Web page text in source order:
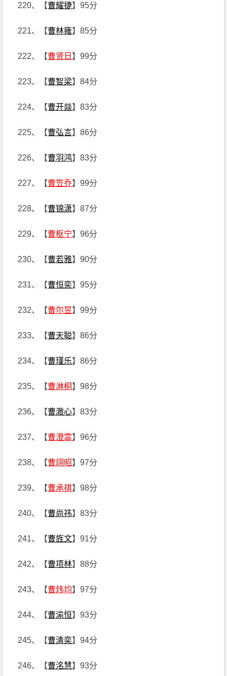
220、【曹耀捷】95分
221、【曹林雍】85分
222、【曹贤日 】99分
223、【曹智梁】84分
224、【曹开燚】83分
225、【曹弘言】86分
226、【曹羽鸿】83分
227、【曹笠乔】99分
228、【曹锦潇】87分
229、【曹枢宁】96分
230、【曹若雅】90分
231、【曹恒奕】95分
232、【曹尔昱】99分
233、【曹天聪】86分
234、【曹瑾乐】86分
235、【曹淋桐 】98分
236、【曹澈心】83分
237、【曹澄霏】96分
238、【曹翊昭】97分
239、【曹承祺】98分
240、【曹尚祎】83分
241、【曹旌文】91分
242、【曹项林】88分
243、【曹炜均】97分
244、【曹渝恒】93分
245、【曹清奕】94分
246、【曹洺慧】93分